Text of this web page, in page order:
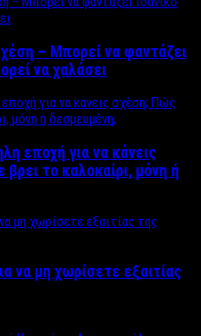
– Μπορεί να φαντάζει
να χαλάσει
εποχή για να κάνεις
το καλοκαίρι, μόνη ή
να μη χωρίσετε εξαιτίας